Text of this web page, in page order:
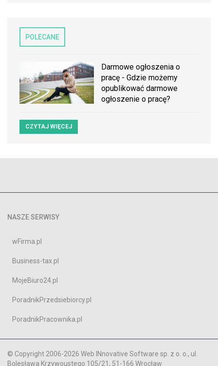
POLECANE
Darmowe ogłoszenia o
pracę - Gdzie możemy
opublikować darmowe
ogłoszenie o pracę?
CZYTAJ WIĘCEJ
NASZE SERWISY
wFirma.pl
Business-tax.pl
MojeBiuro24.pl
PoradnikPrzedsiebiorcy.pl
PoradnikPracownika.pl
© Copyright 2006-2026 Web INnovative Software sp. z o. o., ul.
Bolesława Krzywoustego 105/21, 51-166 Wrocław